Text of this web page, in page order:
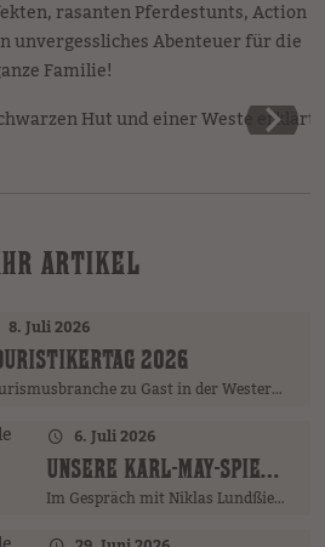
rasanten Pferdestunts, Action
unvergessliches Abenteuer für die
Familie!
ARTIKEL
8. Juli 2026
2026
Tourismusbranche zu Gast in der Westernstadt
6. Juli 2026
UNSERE KARL-MAY-SPIELE DARSTELLER (7)
Im Gespräch mit Niklas Lundßien …